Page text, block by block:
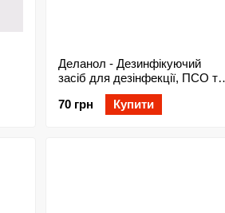
Деланол - Дезинфікуючий
засіб для дезінфекції, ПСО та
холодної стерилізації
інструментів 20 мл
70 грн Купити